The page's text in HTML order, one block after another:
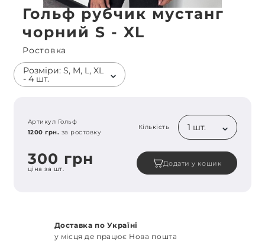
Гольф рубчик мустанг
чорний S - XL
Ростовка
Розміри: S, M, L, XL
- 4 шт.
Артикул Гольф
1200 грн. за ростовку
Кількість 1 шт.
300 грн
ціна за шт.
Додати у кошик
Доставка по Україні
у місця де працює Нова пошта